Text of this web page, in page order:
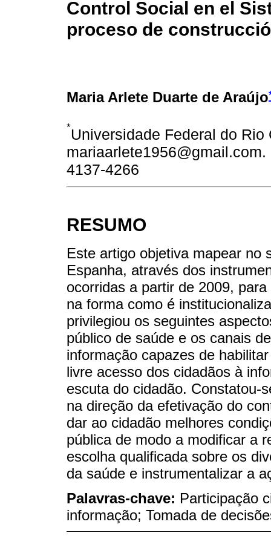
Control Social en el
proceso de
Maria Arlete Duarte de Araújo
*Universidade Federal do Rio
4137-4266
RESUMO
Este artigo objetiva mapear no
Espanha, através dos
ocorridas a partir de 2009,
na forma como é
privilegiou os seguintes
público de saúde e os canais
informação capazes de
livre acesso dos cidadãos à
escuta do cidadão. Constatou-
na direção da efetivação do
dar ao cidadão melhores
pública de modo a modificar a
escolha qualificada sobre os
da saúde e instrumentalizar a
Palavras-chave: Participação
informação; Tomada de